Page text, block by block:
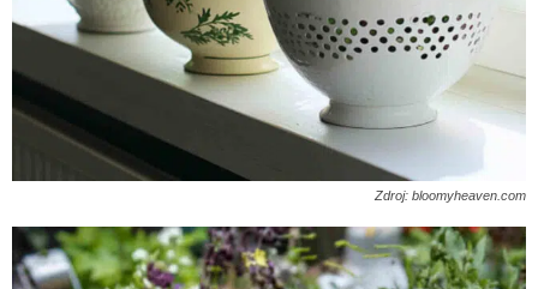
Zdroj: bloomyheaven.com